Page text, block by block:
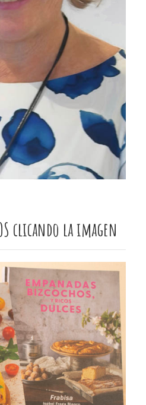
clicando la imagen